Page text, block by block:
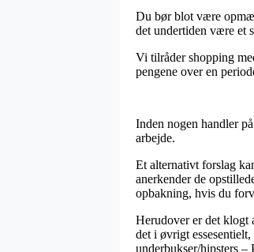
Du bør blot være
det undertiden være et
Vi tilråder shopping
pengene over en
Inden nogen handler
arbejde.
Et alternativt forslag
anerkender de
opbakning, hvis du
Herudover er det klogt
det i øvrigt
underbukser/hipsters –